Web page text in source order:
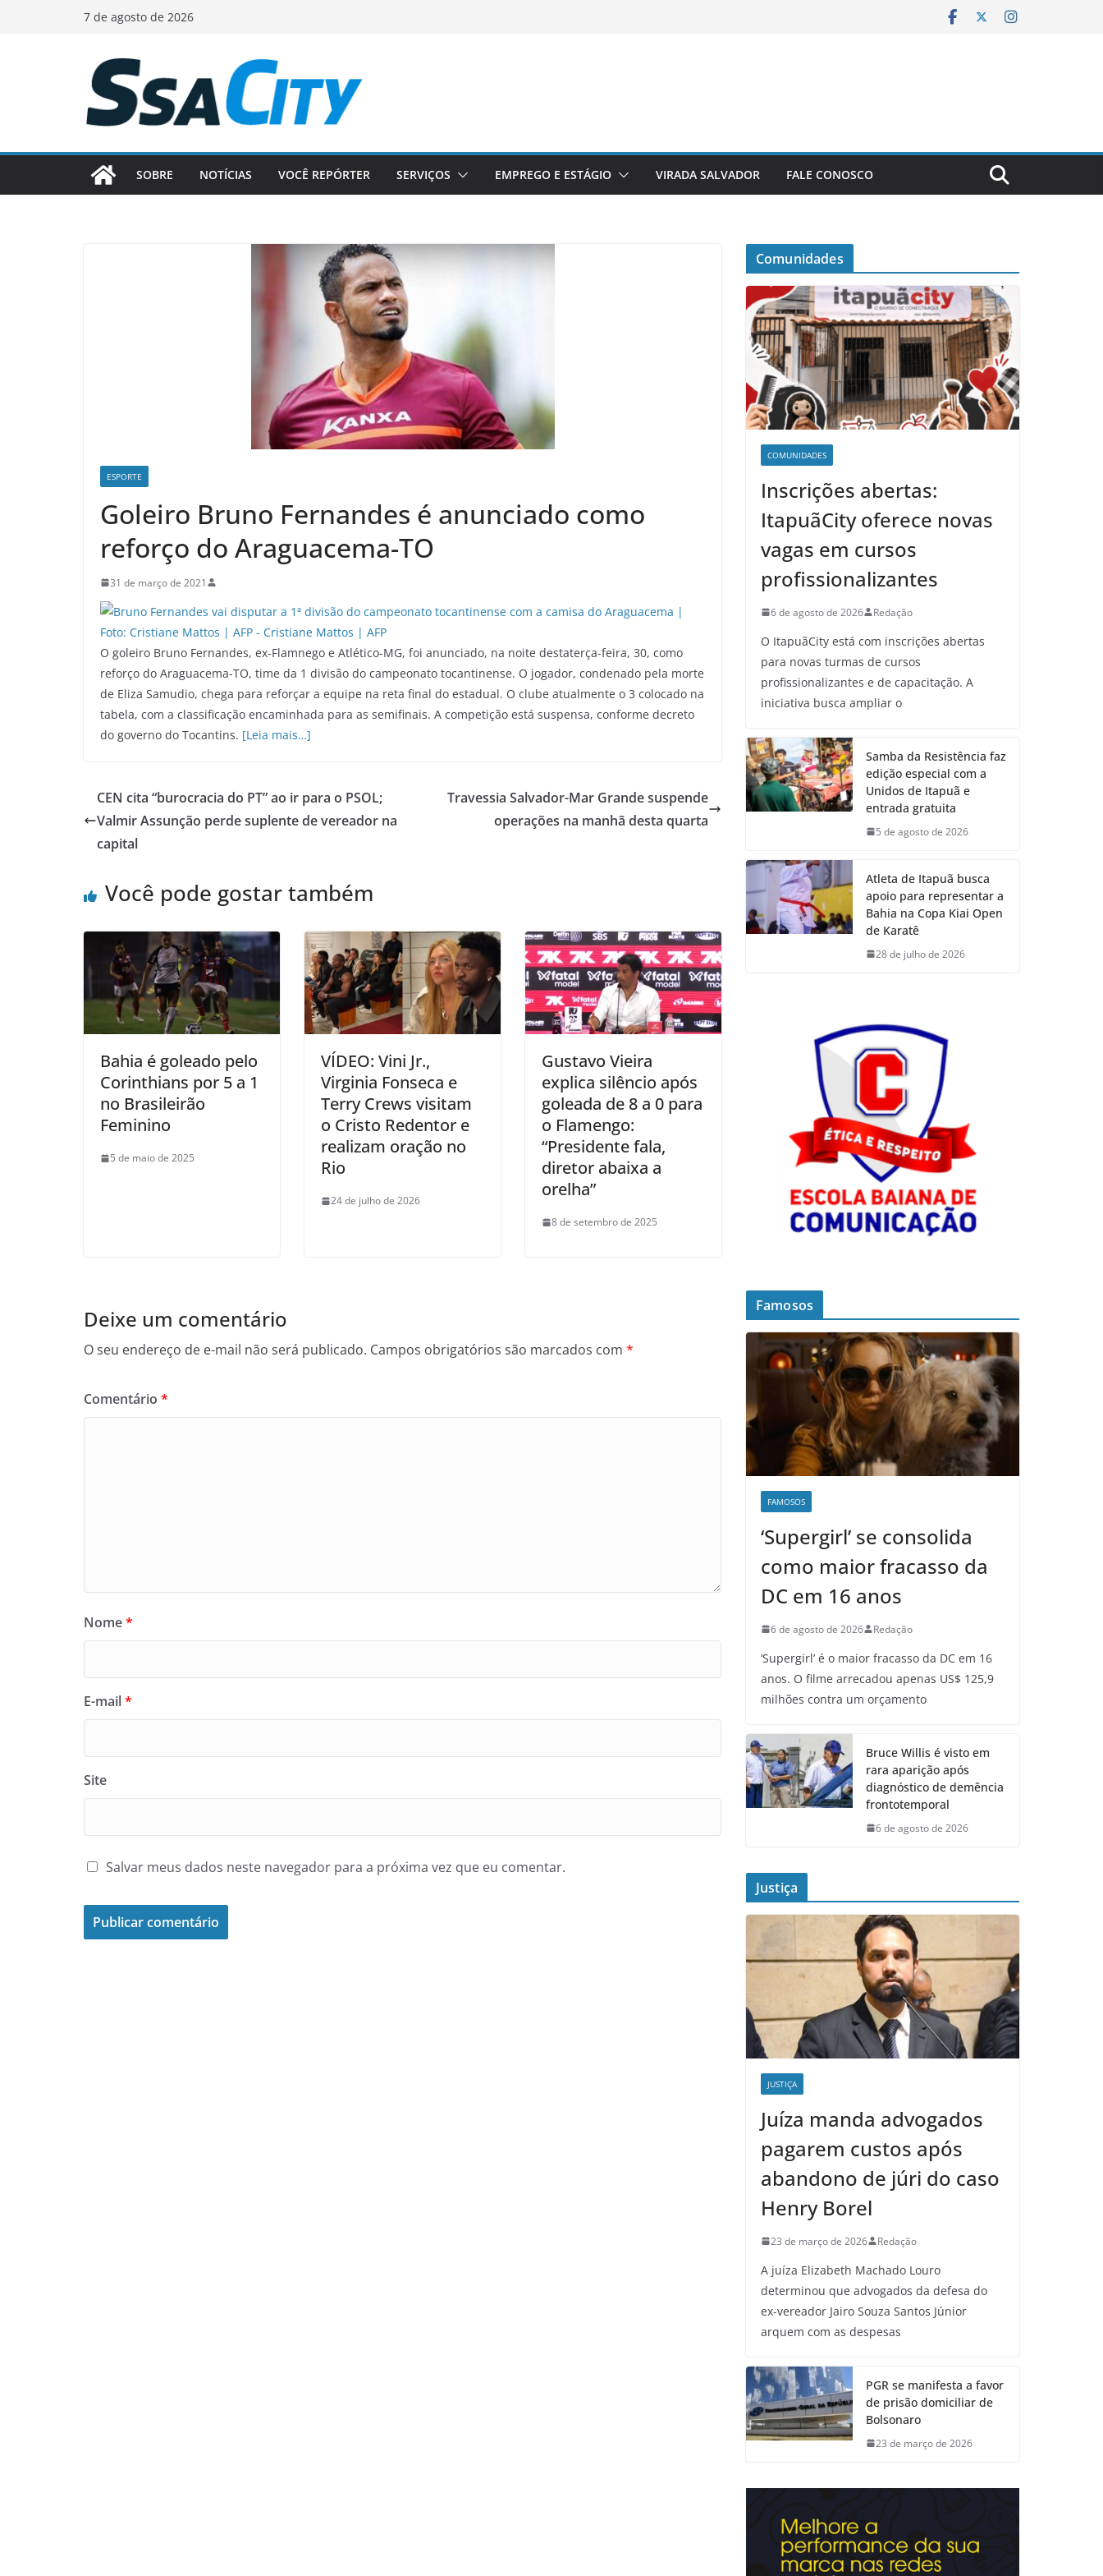
7 de agosto de 2026
SOBRE NOTÍCIAS VOCÊ REPÓRTER SERVIÇOS EMPREGO E ESTÁGIO VIRADA SALVADOR FALE CONOSCO
ESPORTE
Goleiro Bruno Fernandes é anunciado como
reforço do Araguacema-TO
31 de março de 2021
O goleiro Bruno Fernandes, ex-Flamnego e Atlético-MG, foi anunciado, na noite destaterça-feira, 30, como
reforço do Araguacema-TO, time da 1 divisão do campeonato tocantinense. O jogador, condenado pela morte
de Eliza Samudio, chega para reforçar a equipe na reta final do estadual. O clube atualmente o 3 colocado na
tabela, com a classificação encaminhada para as semifinais. A competição está suspensa, conforme decreto
do governo do Tocantins. [Leia mais…]
CEN cita “burocracia do PT” ao ir para o PSOL;
Valmir Assunção perde suplente de vereador na
capital
Travessia Salvador-Mar Grande suspende
operações na manhã desta quarta
Você pode gostar também
Bahia é goleado pelo
Corinthians por 5 a 1
no Brasileirão
Feminino
5 de maio de 2025
VÍDEO: Vini Jr.,
Virginia Fonseca e
Terry Crews visitam
o Cristo Redentor e
realizam oração no
Rio
24 de julho de 2026
Gustavo Vieira
explica silêncio após
goleada de 8 a 0 para
o Flamengo:
“Presidente fala,
diretor abaixa a
orelha”
8 de setembro de 2025
Deixe um comentário
O seu endereço de e-mail não será publicado. Campos obrigatórios são marcados com *
Comentário *
Nome*
E-mail*
Site
Salvar meus dados neste navegador para a próxima vez que eu comentar.
Comunidades
COMUNIDADES
Inscrições abertas:
ItapuãCity oferece novas
vagas em cursos
profissionalizantes
6 de agosto de 2026 Redação
O ItapuãCity está com inscrições abertas
para novas turmas de cursos
profissionalizantes e de capacitação. A
iniciativa busca ampliar o
Samba da Resistência faz
edição especial com a
Unidos de Itapuã e
entrada gratuita
5 de agosto de 2026
Atleta de Itapuã busca
apoio para representar a
Bahia na Copa Kiai Open
de Karatê
28 de julho de 2026
Famosos
FAMOSOS
‘Supergirl’ se consolida
como maior fracasso da
DC em 16 anos
6 de agosto de 2026 Redação
‘Supergirl’ é o maior fracasso da DC em 16
anos. O filme arrecadou apenas US$ 125,9
milhões contra um orçamento
Bruce Willis é visto em
rara aparição após
diagnóstico de demência
frontotemporal
6 de agosto de 2026
Justiça
JUSTIÇA
Juíza manda advogados
pagarem custos após
abandono de júri do caso
Henry Borel
23 de março de 2026 Redação
A juíza Elizabeth Machado Louro
determinou que advogados da defesa do
ex-vereador Jairo Souza Santos Júnior
arquem com as despesas
PGR se manifesta a favor
de prisão domiciliar de
Bolsonaro
23 de março de 2026